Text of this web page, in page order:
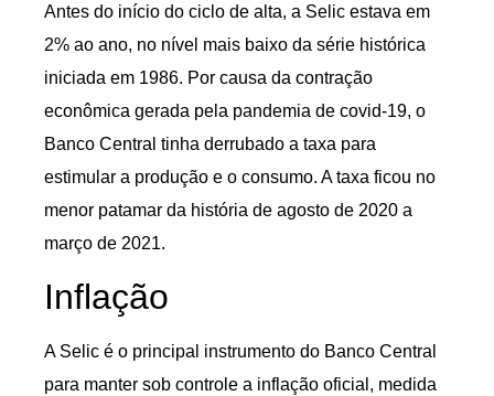
Antes do início do ciclo de alta, a Selic estava em
2% ao ano, no nível mais baixo da série histórica
iniciada em 1986. Por causa da contração
econômica gerada pela pandemia de covid-19, o
Banco Central tinha derrubado a taxa para
estimular a produção e o consumo. A taxa ficou no
menor patamar da história de agosto de 2020 a
março de 2021.
Inflação
A Selic é o principal instrumento do Banco Central
para manter sob controle a inflação oficial, medida